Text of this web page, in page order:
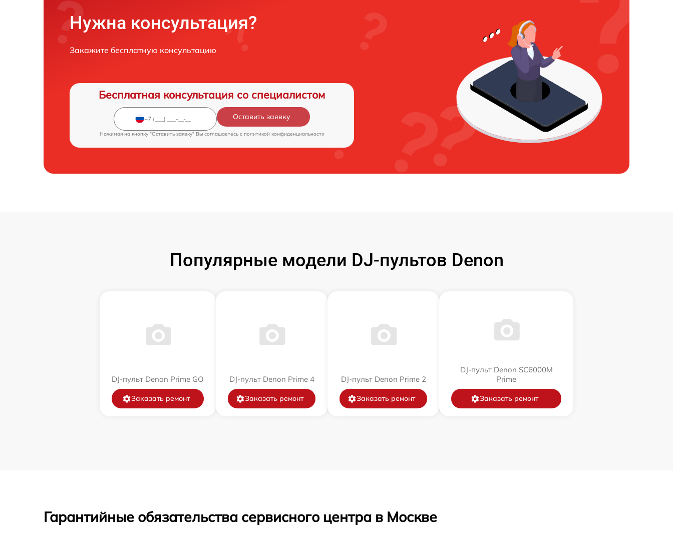
Нужна консультация?
Закажите бесплатную консультацию
Бесплатная консультация со специалистом
Оставить заявку
Нажимая на кнопку "Оставить заявку" Вы соглашаетесь c политикой конфиденциальности
Популярные модели DJ-пультов Denon
DJ-пульт Denon Prime GO
Заказать ремонт
DJ-пульт Denon Prime 4
Заказать ремонт
DJ-пульт Denon Prime 2
Заказать ремонт
DJ-пульт Denon SC6000M
Prime
Заказать ремонт
Гарантийные обязательства сервисного центра в Москве